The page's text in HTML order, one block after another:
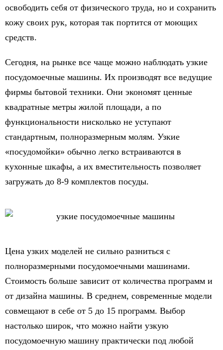
освободить себя от физического труда, но и сохранить
кожу своих рук, которая так портится от моющих
средств.
Сегодня, на рынке все чаще можно наблюдать узкие
посудомоечные машины. Их производят все ведущие
фирмы бытовой техники. Они экономят ценные
квадратные метры жилой площади, а по
функциональности нисколько не уступают
стандартным, полноразмерным молям. Узкие
«посудомойки» обычно легко встраиваются в
кухонные шкафы, а их вместительность позволяет
загружать до 8-9 комплектов посуды.
Цена узких моделей не сильно разниться с
полноразмерными посудомоечными машинами.
Стоимость больше зависит от количества программ и
от дизайна машины. В среднем, современные модели
совмещают в себе от 5 до 15 программ. Выбор
настолько широк, что можно найти узкую
посудомоечную машину практически под любой